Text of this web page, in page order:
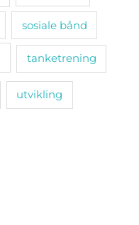
sosiale bånd
tanketrening
utvikling